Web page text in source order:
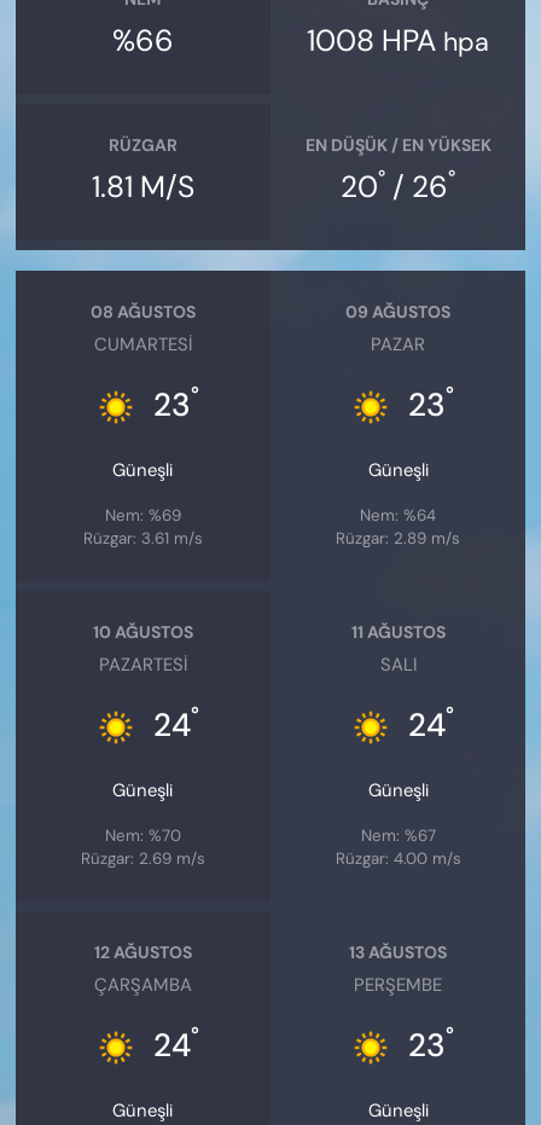
%66 1008 HPA hpa
RÜZGAR
1.81 M/S
EN DÜŞÜK / EN YÜKSEK
20° / 26°
08 AĞUSTOS
CUMARTESI
23°
Güneşli
Nem: %69
Rüzgar: 3.61 m/s
09 AĞUSTOS
PAZAR
23°
Güneşli
Nem: %64
Rüzgar: 2.89 m/s
10 AĞUSTOS
PAZARTESI
24°
Güneşli
Nem: %70
Rüzgar: 2.69 m/s
11 AĞUSTOS
SALI
24°
Güneşli
Nem: %67
Rüzgar: 4.00 m/s
12 AĞUSTOS
ÇARŞAMBA
24°
Güneşli
13 AĞUSTOS
PERŞEMBE
23°
Güneşli